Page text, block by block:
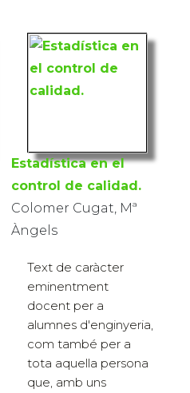
Estadística en el
control de calidad.
Colomer Cugat, Mª
Àngels
Text de caràcter
eminentment
docent per a
alumnes d'enginyeria,
com també per a
tota aquella persona
que, amb uns